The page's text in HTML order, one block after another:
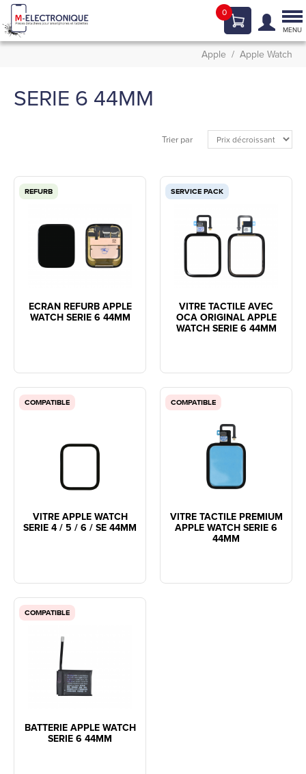
0
MENU
Apple Apple Watch
SERIE 6 44MM
Trier par
REFURB
ECRAN REFURB APPLE
WATCH SERIE 6 44MM
SERVICE PACK
VITRE TACTILE AVEC
OCA ORIGINAL APPLE
WATCH SERIE 6 44MM
COMPATIBLE
VITRE APPLE WATCH
SERIE 4 / 5 / 6 / SE 44MM
COMPATIBLE
VITRE TACTILE PREMIUM
APPLE WATCH SERIE 6
44MM
COMPATIBLE
BATTERIE APPLE WATCH
SERIE 6 44MM